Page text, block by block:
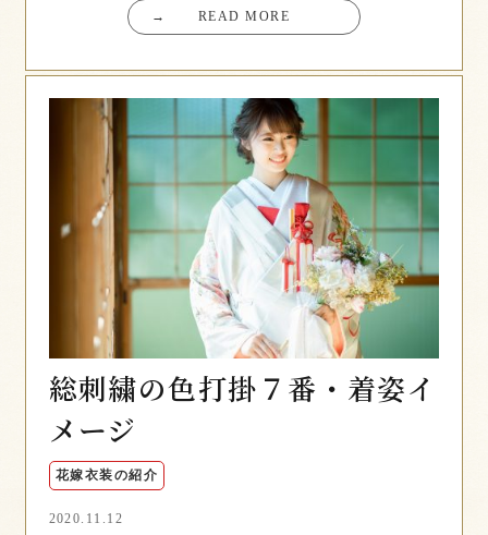
→ READ MORE
総刺繍の色打掛７番・着姿イ
メージ
花嫁衣装の紹介
2020.11.12